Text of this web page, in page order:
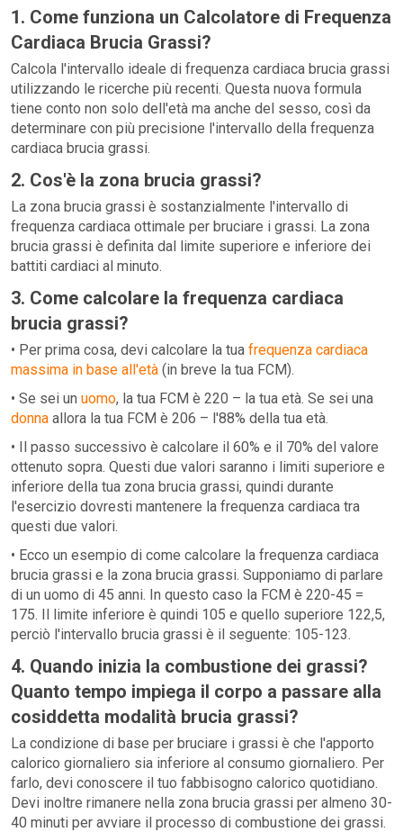
1. Come funziona un Calcolatore di Frequenza
Cardiaca Brucia Grassi?
Calcola l'intervallo ideale di frequenza cardiaca brucia grassi
utilizzando le ricerche più recenti. Questa nuova formula
tiene conto non solo dell'età ma anche del sesso, così da
determinare con più precisione l'intervallo della frequenza
cardiaca brucia grassi.
2. Cos'è la zona brucia grassi?
La zona brucia grassi è sostanzialmente l'intervallo di
frequenza cardiaca ottimale per bruciare i grassi. La zona
brucia grassi è definita dal limite superiore e inferiore dei
battiti cardiaci al minuto.
3. Come calcolare la frequenza cardiaca
brucia grassi?
• Per prima cosa, devi calcolare la tua frequenza cardiaca
massima in base all'età (in breve la tua FCM).
• Se sei un uomo, la tua FCM è 220 – la tua età. Se sei una
donna allora la tua FCM è 206 – l'88% della tua età.
• Il passo successivo è calcolare il 60% e il 70% del valore
ottenuto sopra. Questi due valori ​​saranno i limiti superiore e
inferiore della tua zona brucia grassi, quindi durante
l'esercizio dovresti mantenere la frequenza cardiaca tra
questi due valori.
• Ecco un esempio di come calcolare la frequenza cardiaca
brucia grassi e la zona brucia grassi. Supponiamo di parlare
di un uomo di 45 anni. In questo caso la FCM è 220-45 =
175. Il limite inferiore è quindi 105 e quello superiore 122,5,
perciò l'intervallo brucia grassi è il seguente: 105-123.
4. Quando inizia la combustione dei grassi?
Quanto tempo impiega il corpo a passare alla
cosiddetta modalità brucia grassi?
La condizione di base per bruciare i grassi è che l'apporto
calorico giornaliero sia inferiore al consumo giornaliero. Per
farlo, devi conoscere il tuo fabbisogno calorico quotidiano.
Devi inoltre rimanere nella zona brucia grassi per almeno 30-
40 minuti per avviare il processo di combustione dei grassi.